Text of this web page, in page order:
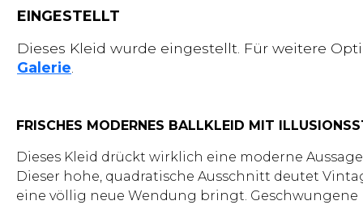
EINGESTELLT
Dieses Kleid wurde eingestellt. Für weitere
Galerie.
FRISCHES MODERNES BALLKLEID MIT
Dieses Kleid drückt wirklich eine moderne
Dieser hohe, quadratische Ausschnitt deutet
eine völlig neue Wendung bringt.